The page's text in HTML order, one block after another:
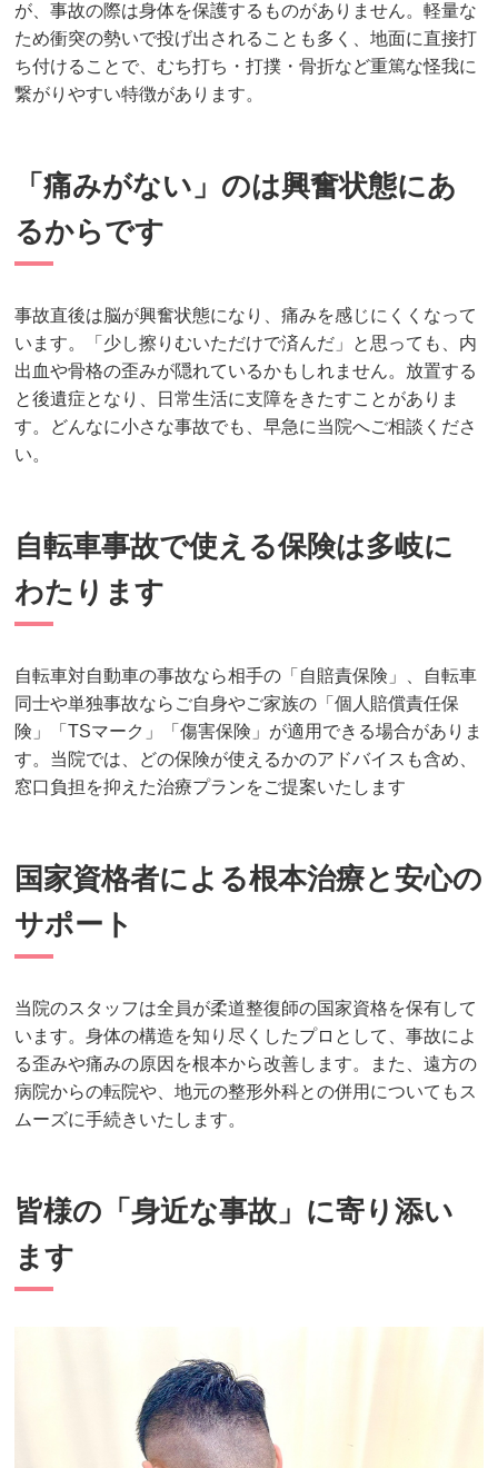
が、事故の際は身体を保護するものがありません。軽量な
ため衝突の勢いで投げ出されることも多く、地面に直接打
ち付けることで、むち打ち・打撲・骨折など重篤な怪我に
繋がりやすい特徴があります。
「痛みがない」のは興奮状態にあ
るからです
事故直後は脳が興奮状態になり、痛みを感じにくくなって
います。「少し擦りむいただけで済んだ」と思っても、内
出血や骨格の歪みが隠れているかもしれません。放置する
と後遺症となり、日常生活に支障をきたすことがありま
す。どんなに小さな事故でも、早急に当院へご相談くださ
い。
自転車事故で使える保険は多岐に
わたります
自転車対自動車の事故なら相手の「自賠責保険」、自転車
同士や単独事故ならご自身やご家族の「個人賠償責任保
険」「TSマーク」「傷害保険」が適用できる場合がありま
す。当院では、どの保険が使えるかのアドバイスも含め、
窓口負担を抑えた治療プランをご提案いたします
国家資格者による根本治療と安心の
サポート
当院のスタッフは全員が柔道整復師の国家資格を保有して
います。身体の構造を知り尽くしたプロとして、事故によ
る歪みや痛みの原因を根本から改善します。また、遠方の
病院からの転院や、地元の整形外科との併用についてもス
ムーズに手続きいたします。
皆様の「身近な事故」に寄り添い
ます